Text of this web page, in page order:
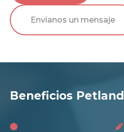
Envíanos un mensaje
Beneficios Petland